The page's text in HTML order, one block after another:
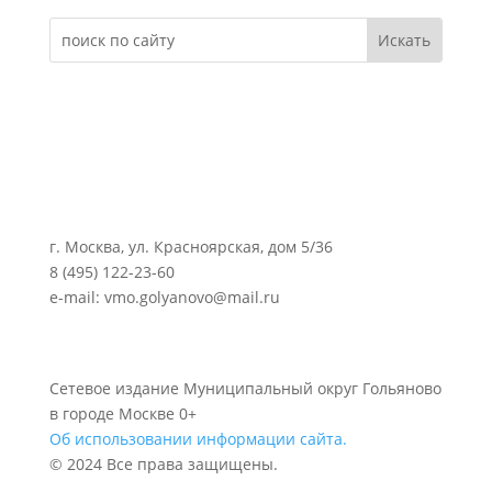
г. Москва, ул. Красноярская, дом 5/36
8 (495) 122-23-60
e-mail: vmo.golyanovo@mail.ru
Сетевое издание Муниципальный округ Гольяново
в городе Москве 0+
Об использовании информации сайта.
© 2024 Все права защищены.